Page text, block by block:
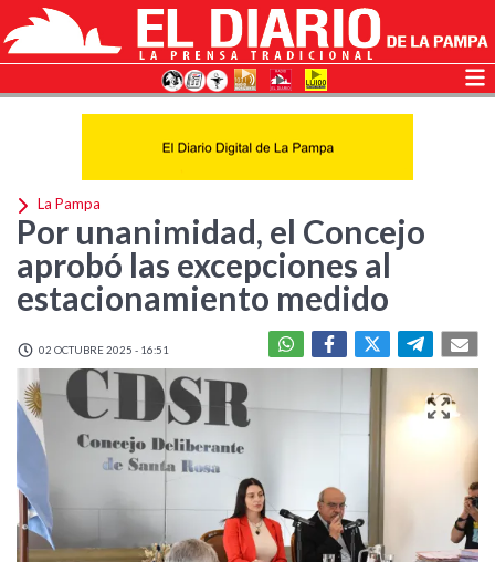
La Pampa
Por unanimidad, el Concejo
aprobó las excepciones al
estacionamiento medido
02 OCTUBRE 2025 - 16:51